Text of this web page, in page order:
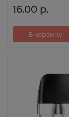
16.00 р.
В корзину